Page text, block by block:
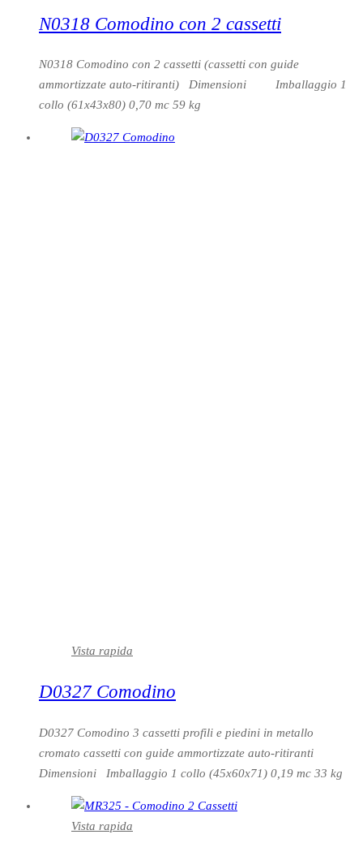
N0318 Comodino con 2 cassetti
N0318 Comodino con 2 cassetti (cassetti con guide
ammortizzate auto-ritiranti) Dimensioni Imballaggio 1
collo (61x43x80) 0,70 mc 59 kg
Vista rapida
D0327 Comodino
D0327 Comodino 3 cassetti profili e piedini in metallo
cromato cassetti con guide ammortizzate auto-ritiranti
Dimensioni Imballaggio 1 collo (45x60x71) 0,19 mc 33 kg
Vista rapida